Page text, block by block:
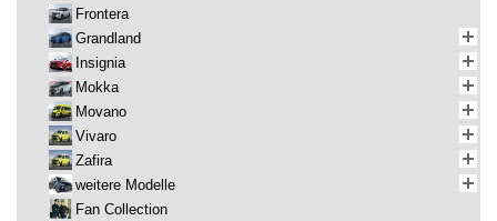
Frontera
Grandland
Insignia
Mokka
Movano
Vivaro
Zafira
weitere Modelle
Fan Collection